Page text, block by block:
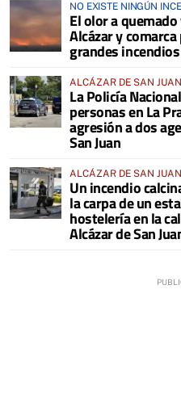
NO EXISTE NINGÚN
COMARCA
El olor a
Alcázar y
grandes
ALCÁZAR DE SAN JUAN
La Policía
personas en La
agresión a dos
San Juan
ALCÁZAR DE SAN JUAN
Un incendio
la carpa de un
hostelería en la
Alcázar de San